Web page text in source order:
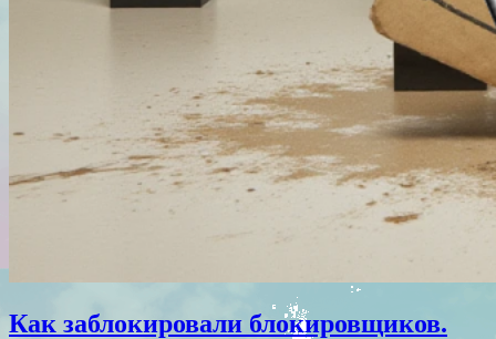
Как заблокировали блокировщиков.